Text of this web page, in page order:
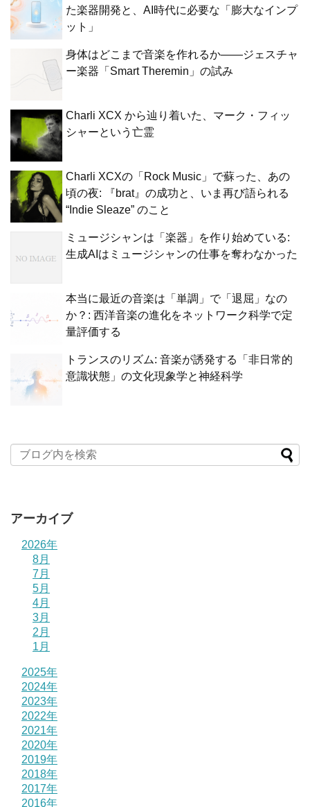
た楽器開発と、AI時代に必要な「膨大なインプ
ット」
身体はどこまで音楽を作れるか——ジェスチャ
ー楽器「Smart Theremin」の試み
Charli XCX から辿り着いた、マーク・フィッ
シャーという亡霊
Charli XCXの「Rock Music」で蘇った、あの
頃の夜: 『brat』の成功と、いま再び語られる
“Indie Sleaze” のこと
ミュージシャンは「楽器」を作り始めている:
生成AIはミュージシャンの仕事を奪わなかった
本当に最近の音楽は「単調」で「退屈」なの
か？: 西洋音楽の進化をネットワーク科学で定
量評価する
トランスのリズム: 音楽が誘発する「非日常的
意識状態」の文化現象学と神経科学
アーカイブ
2026年
8月
7月
5月
4月
3月
2月
1月
2025年
2024年
2023年
2022年
2021年
2020年
2019年
2018年
2017年
2016年